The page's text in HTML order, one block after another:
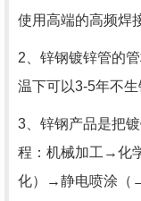
使用高端的高频焊
2、锌钢镀锌管的
温下可以3-5年不生
3、锌钢产品是把
程：机械加工→化
化）→静电喷涂（